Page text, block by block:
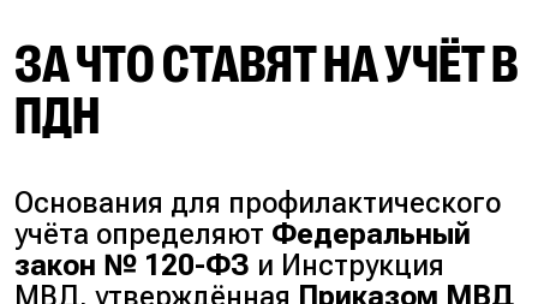
ЗА ЧТО СТАВЯТ НА УЧЁТ В
ПДН
Основания для профилактического
учёта определяют Федеральный
закон № 120-ФЗ и Инструкция
МВД, утверждённая Приказом МВД